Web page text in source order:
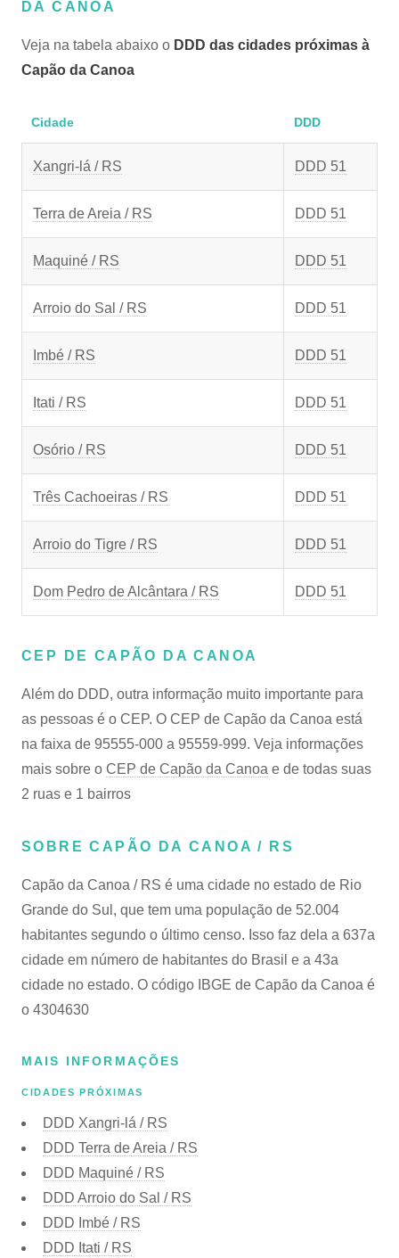
DA CANOA
Veja na tabela abaixo o DDD das cidades próximas à
Capão da Canoa
Cidade DDD
Xangri-lá / RS DDD 51
Terra de Areia / RS DDD 51
Maquiné / RS DDD 51
Arroio do Sal / RS DDD 51
Imbé / RS DDD 51
Itati / RS DDD 51
Osório / RS DDD 51
Três Cachoeiras / RS DDD 51
Arroio do Tigre / RS DDD 51
Dom Pedro de Alcântara / RS DDD 51
CEP DE CAPÃO DA CANOA
Além do DDD, outra informação muito importante para
as pessoas é o CEP. O CEP de Capão da Canoa está
na faixa de 95555-000 a 95559-999. Veja informações
mais sobre o CEP de Capão da Canoa e de todas suas
2 ruas e 1 bairros
SOBRE CAPÃO DA CANOA / RS
Capão da Canoa / RS é uma cidade no estado de Rio
Grande do Sul, que tem uma população de 52.004
habitantes segundo o último censo. Isso faz dela a 637a
cidade em número de habitantes do Brasil e a 43a
cidade no estado. O código IBGE de Capão da Canoa é
o 4304630
MAIS INFORMAÇÕES
CIDADES PRÓXIMAS
DDD Xangri-lá / RS
DDD Terra de Areia / RS
DDD Maquiné / RS
DDD Arroio do Sal / RS
DDD Imbé / RS
DDD Itati / RS